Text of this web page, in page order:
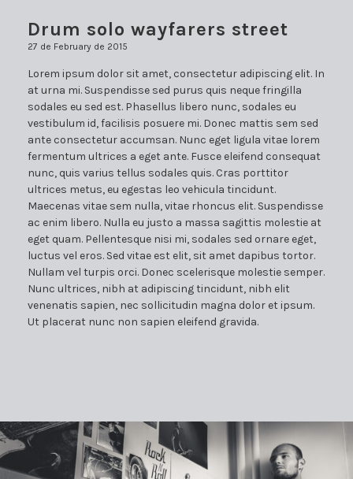
Drum solo wayfarers street
27 de February de 2015
Lorem ipsum dolor sit amet, consectetur adipiscing elit. In
at urna mi. Suspendisse sed purus quis neque fringilla
sodales eu sed est. Phasellus libero nunc, sodales eu
vestibulum id, facilisis posuere mi. Donec mattis sem sed
ante consectetur accumsan. Nunc eget ligula vitae lorem
fermentum ultrices a eget ante. Fusce eleifend consequat
nunc, quis varius tellus sodales quis. Cras porttitor
ultrices metus, eu egestas leo vehicula tincidunt.
Maecenas vitae sem nulla, vitae rhoncus elit. Suspendisse
ac enim libero. Nulla eu justo a massa sagittis molestie at
eget quam. Pellentesque nisi mi, sodales sed ornare eget,
luctus vel eros. Sed vitae est elit, sit amet dapibus tortor.
Nullam vel turpis orci. Donec scelerisque molestie semper.
Nunc ultrices, nibh at adipiscing tincidunt, nibh elit
venenatis sapien, nec sollicitudin magna dolor et ipsum.
Ut placerat nunc non sapien eleifend gravida.